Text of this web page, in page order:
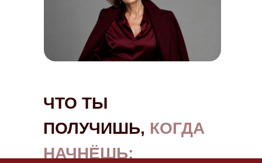
ЧТО ТЫ
ПОЛУЧИШЬ, КОГДА
НАЧНЁШЬ: